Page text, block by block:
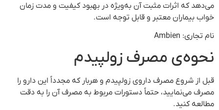
می‌دهد که اثرات مثبت آن به‌ویژه در بهبود کیفیت و مدت زمان
خواب بیماران معتبر و قابل توجه است.
نام تجاری: Ambien
نحوه‌ی مصرف زولپیدم
قبل از شروع مصرف داروی زولپیدم و هربار که مجدداً این دارو را
مصرف می‌نمایید، حتماً دستورات مربوط به مصرف آن را به دقت
مطالعه کنید.